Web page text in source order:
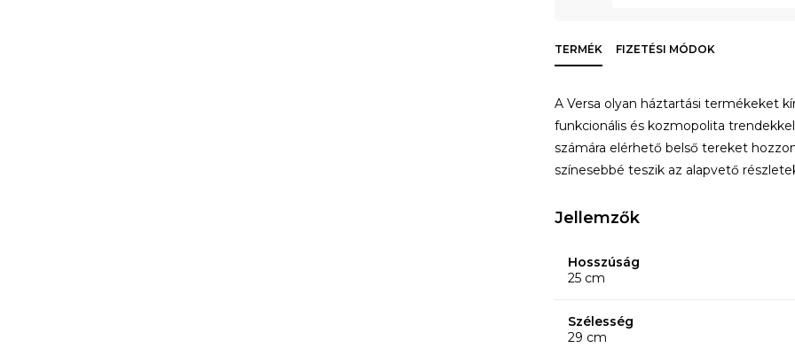
TERMÉK FIZETÉSI MÓDOK
A Versa olyan háztartási termékeket
funkcionális és kozmopolita
számára elérhető belső tereket
színesebbé teszik az alapvető
Jellemzők
Hosszúság
25 cm
Szélesség
29 cm